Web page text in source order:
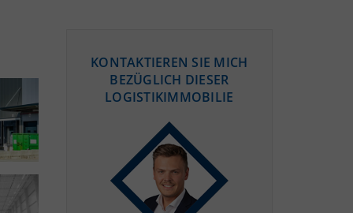
KONTAKTIEREN SIE MICH
BEZÜGLICH DIESER
LOGISTIKIMMOBILIE